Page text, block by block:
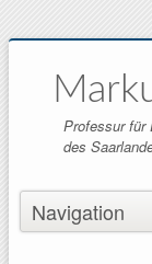
Professur für
des